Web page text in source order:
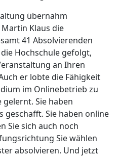
übernahm
Klaus die
41 Absolvierenden
Hochschule gefolgt,
an Ihren
er lobte die Fähigkeit
im Onlinebetrieb zu
gelernt. Sie haben
geschafft. Sie haben online
Sie sich auch noch
Sie wählen
absolvieren. Und jetzt